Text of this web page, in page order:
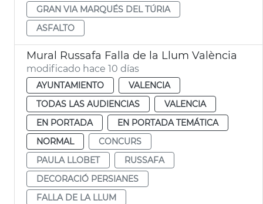
GRAN VIA MARQUÉS DEL TÚRIA
ASFALTO
Mural Russafa Falla de la Llum València
modificado hace 10 días
AYUNTAMIENTO
VALENCIA
TODAS LAS AUDIENCIAS
VALENCIA
EN PORTADA
EN PORTADA TEMÁTICA
NORMAL
CONCURS
PAULA LLOBET
RUSSAFA
DECORACIÓ PERSIANES
FALLA DE LA LLUM